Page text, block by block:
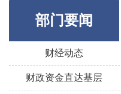
部门要闻
财经动态
财政资金直达基层